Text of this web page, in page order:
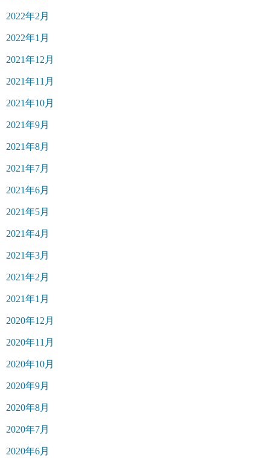
2022年2月
2022年1月
2021年12月
2021年11月
2021年10月
2021年9月
2021年8月
2021年7月
2021年6月
2021年5月
2021年4月
2021年3月
2021年2月
2021年1月
2020年12月
2020年11月
2020年10月
2020年9月
2020年8月
2020年7月
2020年6月